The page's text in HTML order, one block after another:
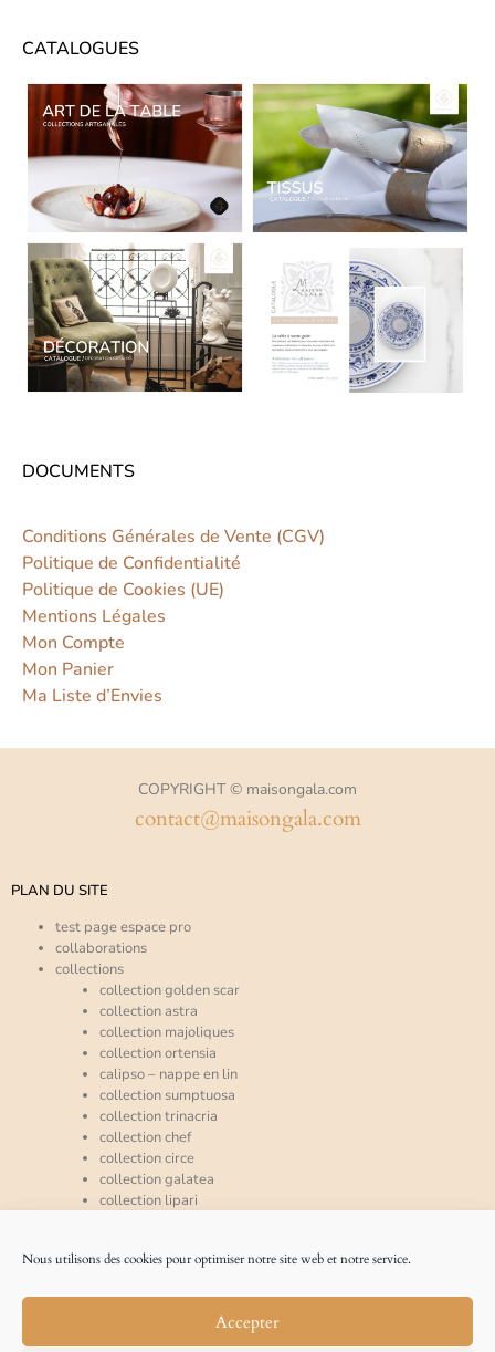
Nous utilisons des cookies pour optimiser notre site web et notre service.
Accepter
CATALOGUES
DOCUMENTS
Conditions Générales de Vente (CGV)
Politique de Confidentialité
Politique de Cookies (UE)
Mentions Légales
Mon Compte
Mon Panier
Ma Liste d’Envies
COPYRIGHT © maisongala.com
contact@maisongala.com
PLAN DU SITE
test page espace pro
collaborations
collections
collection golden scar
collection astra
collection majoliques
collection ortensia
calipso – nappe en lin
collection sumptuosa
collection trinacria
collection chef
collection circe
collection galatea
collection lipari
qui sommes-nous ?
blog